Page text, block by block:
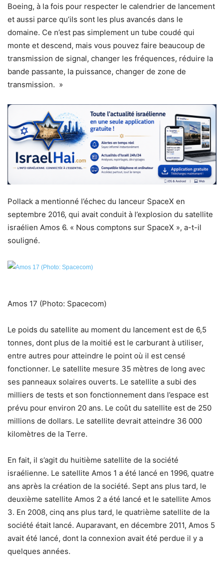
Boeing, à la fois pour respecter le calendrier de lancement
et aussi parce qu’ils sont les plus avancés dans le
domaine. Ce n’est pas simplement un tube coudé qui
monte et descend, mais vous pouvez faire beaucoup de
transmission de signal, changer les fréquences, réduire la
bande passante, la puissance, changer de zone de
transmission. »
Pollack a mentionné l’échec du lanceur SpaceX en
septembre 2016, qui avait conduit à l’explosion du satellite
israélien Amos 6. « Nous comptons sur SpaceX », a-t-il
souligné.
Amos 17 (Photo: Spacecom)
Le poids du satellite au moment du lancement est de 6,5
tonnes, dont plus de la moitié est le carburant à utiliser,
entre autres pour atteindre le point où il est censé
fonctionner. Le satellite mesure 35 mètres de long avec
ses panneaux solaires ouverts. Le satellite a subi des
milliers de tests et son fonctionnement dans l’espace est
prévu pour environ 20 ans. Le coût du satellite est de 250
millions de dollars. Le satellite devrait atteindre 36 000
kilomètres de la Terre.
En fait, il s’agit du huitième satellite de la société
israélienne. Le satellite Amos 1 a été lancé en 1996, quatre
ans après la création de la société. Sept ans plus tard, le
deuxième satellite Amos 2 a été lancé et le satellite Amos
3. En 2008, cinq ans plus tard, le quatrième satellite de la
société était lancé. Auparavant, en décembre 2011, Amos 5
avait été lancé, dont la connexion avait été perdue il y a
quelques années.